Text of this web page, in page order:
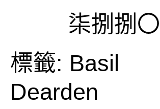
柒捌捌〇
標籤: Basil
Dearden